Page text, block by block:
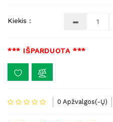
Kiekis :
*** IŠPARDUOTA ***
0 Apžvalgos(-Ų)